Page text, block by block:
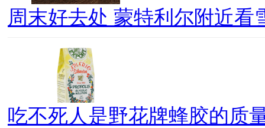
周末好去处 蒙特利尔附近看
吃不死人是野花牌蜂胶的质